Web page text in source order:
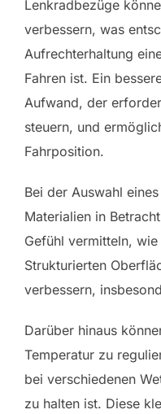
Lenkradbezüge
verbessern, was
Aufrechterhaltung
Fahren ist. Ein
Aufwand, der
steuern, und
Fahrposition.
Bei der Auswahl
Materialien in
Gefühl vermitteln,
Strukturierten
verbessern,
Darüber hinaus
Temperatur zu
bei verschiedenen
zu halten ist. Diese